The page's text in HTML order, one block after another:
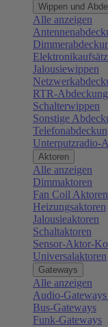
Wippen und
Alle anzeigen
Jalousiewippen
RTR-
Schalterwippen
Sonstige
Unterputzradio-
Aktoren
Alle anzeigen
Dimmaktoren
Fan Coil Aktoren
Heizungsaktoren
Jalousieaktoren
Schaltaktoren
Sensor-Aktor-
Universalaktoren
Gateways
Alle anzeigen
Audio-
Bus-Gateways
Funk-Gateways